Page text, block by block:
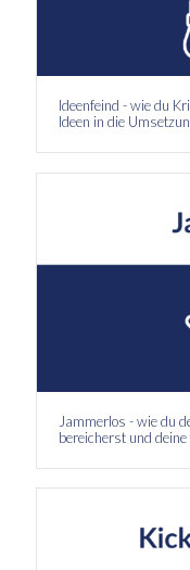
Ideenfeind - wie du
Ideen in die
Jammerlos - wie du
bereicherst und